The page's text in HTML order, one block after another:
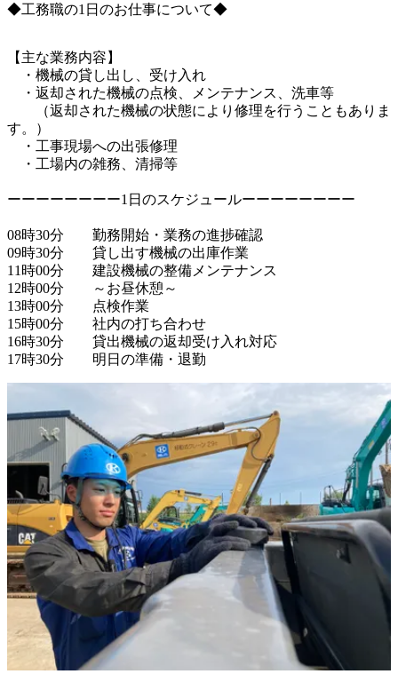
◆工務職の1日のお仕事について◆
【主な業務内容】
・機械の貸し出し、受け入れ
・返却された機械の点検、メンテナンス、洗車等
（返却された機械の状態により修理を行うこともありま
す。）
・工事現場への出張修理
・工場内の雑務、清掃等
ーーーーーーーー1日のスケジュールーーーーーーーー
08時30分　　勤務開始・業務の進捗確認
09時30分　　貸し出す機械の出庫作業
11時00分　　建設機械の整備メンテナンス
12時00分　　～お昼休憩～
13時00分　　点検作業
15時00分　　社内の打ち合わせ
16時30分　　貸出機械の返却受け入れ対応